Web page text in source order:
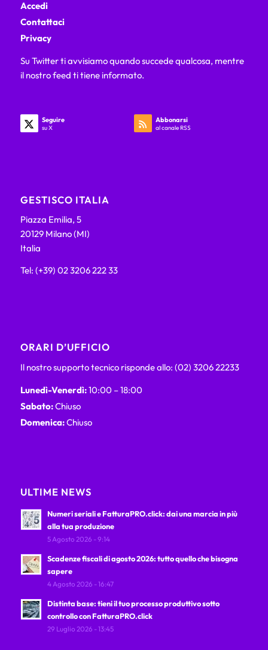
Accedi
Contattaci
Privacy
Su Twitter ti avvisiamo quando succede qualcosa, mentre
il nostro feed ti tiene informato.
Seguire
su X
Abbonarsi
al canale RSS
GESTISCO ITALIA
Piazza Emilia, 5
20129 Milano (MI)
Italia
Tel: (+39) 02 3206 222 33
ORARI D’UFFICIO
Il nostro supporto tecnico risponde allo: (02) 3206 22233
Lunedì-Venerdì:10:00 – 18:00
Sabato:Chiuso
Domenica:Chiuso
ULTIME NEWS
Numeri seriali e FatturaPRO.click: dai una marcia in più
alla tua produzione
5 Agosto 2026 - 9:14
Scadenze fiscali di agosto 2026: tutto quello che bisogna
sapere
4 Agosto 2026 - 16:47
Distinta base: tieni il tuo processo produttivo sotto
controllo con FatturaPRO.click
29 Luglio 2026 - 13:45